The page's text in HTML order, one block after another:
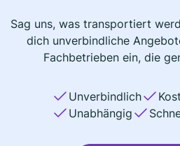
Sag uns, was transportiert
dich unverbindliche
Fachbetrieben ein, die
Unverbindlich
Unabhängig